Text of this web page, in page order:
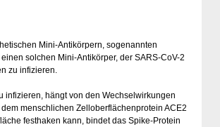
Mini-Antikörpern, sogenannten
solchen Mini-Antikörper, der SARS-CoV-2
zu infizieren.
infizieren, hängt von den Wechselwirkungen
menschlichen Zelloberflächenprotein ACE2
festhaken kann, bindet das Spike-Protein